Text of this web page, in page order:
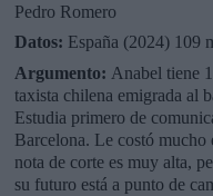
Pedro Romero
Datos: España (2024) 109
Argumento: Anabel tiene
taxista chilena emigrada al
Estudia primero de
Barcelona. Le costó mucho
nota de corte es muy alta,
su futuro está a punto de